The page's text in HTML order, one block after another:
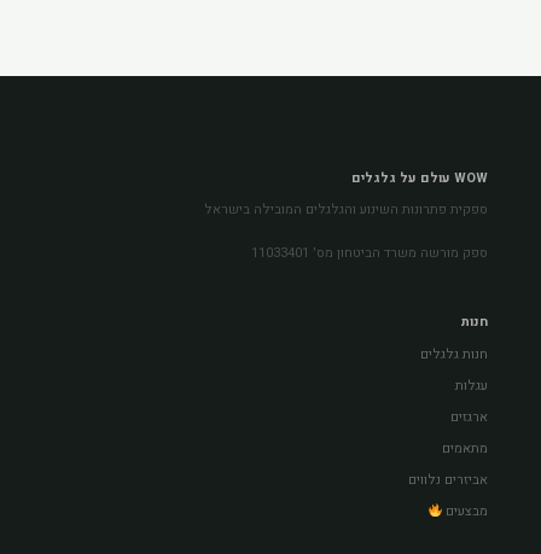
WOW עולם על גלגלים
ספקית פתרונות השינוע והגלגלים המובילה בישראל
ספק מורשה משרד הביטחון מס׳ 11033401
חנות
חנות גלגלים
עגלות
ארגזים
מתאמים
אביזרים נלווים
מבצעים